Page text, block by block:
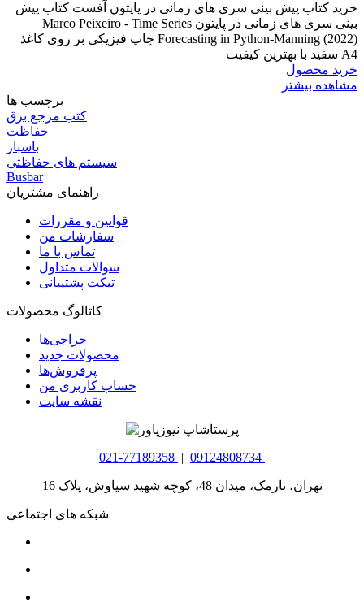
خرید کتاب پیش بینی سری های زمانی در پایتون آفست کتاب پیش
بینی سری های زمانی در پایتون Marco Peixeiro - Time Series
Forecasting in Python-Manning (2022) چاپ فیزیکی بر روی کاغذ
A4 سفید با بهترین کیفیت
خرید محصول
مشاهده بیشتر
برچسب ها
کتب مرجع برق
حفاظت
باسبار
سیستم های حفاظتی
Busbar
راهنمای مشتریان
قوانین و مقررات
سفارشات من
تماس با ما
سوالات متداول
تیکت پشتیبانی
کاتالوگ محصولات
حراجی‌ها
محصولات جدید
پرفروش‌ها
حساب کاربری من
نقشه سایت
021-77189358 | 09124808734
تهران، نارمک، میدان 48، کوچه شهید سیاوش، پلاک 16
شبکه های اجتماعی